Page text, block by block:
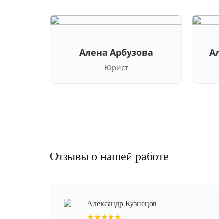
Алена Арбузова
Юрист
Отзывы о нашей работе
Александр Кузнецов
★★★★★